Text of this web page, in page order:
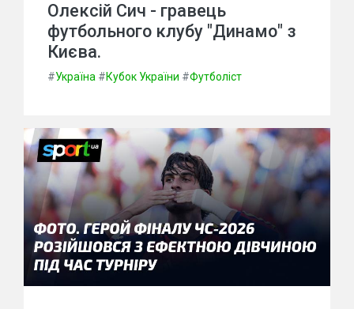
Олексій Сич - гравець
футбольного клубу "Динамо" з
Києва.
#Україна #Кубок України #Футболіст